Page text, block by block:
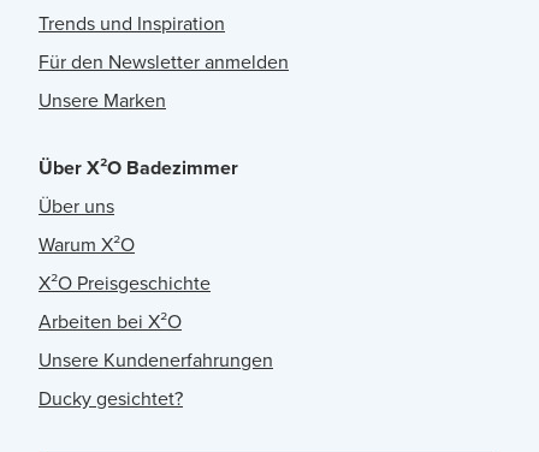
Trends und Inspiration
Für den Newsletter anmelden
Unsere Marken
Über X²O Badezimmer
Über uns
Warum X²O
X²O Preisgeschichte
Arbeiten bei X²O
Unsere Kundenerfahrungen
Ducky gesichtet?